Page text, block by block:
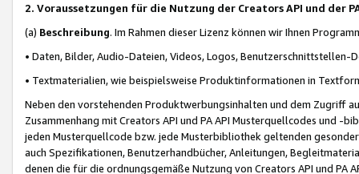
2. Voraussetzungen für die Nutzung der Creators API und der
(a) Beschreibung. Im Rahmen dieser Lizenz können wir Ihnen
• Daten, Bilder, Audio-Dateien, Videos, Logos, Benutzerschnittstellen-
• Textmaterialien, wie beispielsweise Produktinformationen in
Neben den vorstehenden Produktwerbungsinhalten und dem Zugriff
Zusammenhang mit Creators API und PA API Musterquellcodes und
jeden Musterquellcode bzw. jede Musterbibliothek geltenden
auch Spezifikationen, Benutzerhandbücher, Anleitungen,
denen die für die ordnungsgemäße Nutzung von Creators API und PA